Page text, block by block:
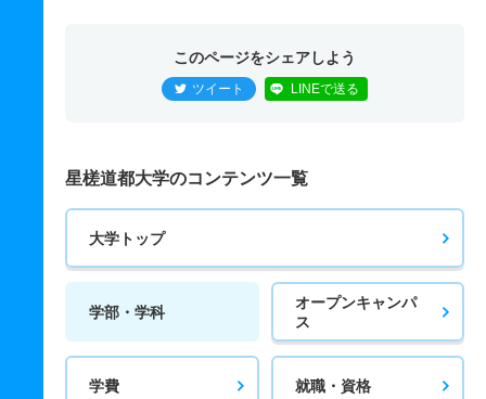
このページをシェアしよう
ツイート LINEで送る
星槎道都大学のコンテンツ一覧
大学トップ
学部・学科
オープンキャンパ
ス
学費 就職・資格